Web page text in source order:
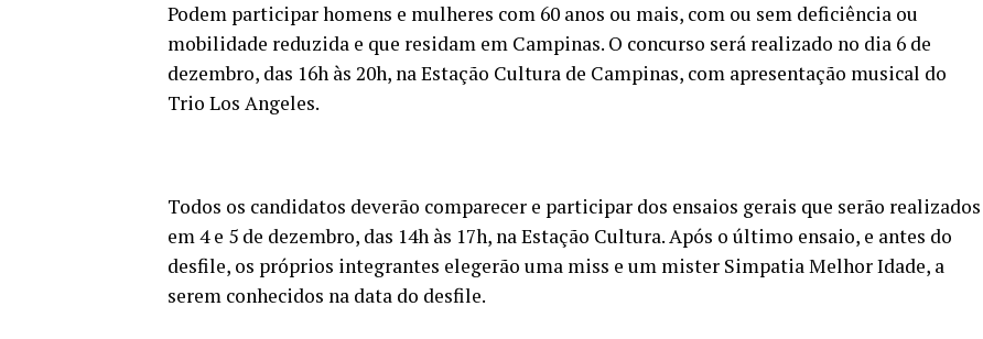
Podem participar homens e mulheres com 60 anos ou mais, com ou sem deficiência ou
mobilidade reduzida e que residam em Campinas. O concurso será realizado no dia 6 de
dezembro, das 16h às 20h, na Estação Cultura de Campinas, com apresentação musical do
Trio Los Angeles.
Todos os candidatos deverão comparecer e participar dos ensaios gerais que serão realizados
em 4 e 5 de dezembro, das 14h às 17h, na Estação Cultura. Após o último ensaio, e antes do
desfile, os próprios integrantes elegerão uma miss e um mister Simpatia Melhor Idade, a
serem conhecidos na data do desfile.